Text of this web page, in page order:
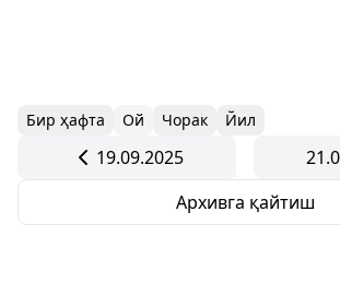
Бир ҳафта Ой Чорак Йил
19.09.2025
Архивга қайтиш